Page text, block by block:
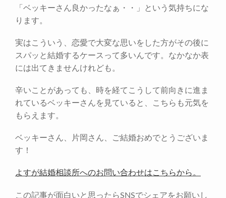
「ベッキーさん良かったなぁ・・」という気持ちにな
ります。
実はこういう、恋愛で大変な思いをした方がその後に
スパッと結婚するケースって多いんです。なかなか表
には出てきませんけれども。
辛いことがあっても、時を経てこうして前向きに進ま
れているベッキーさんを見ていると、こちらも元気を
もらえます。
ベッキーさん、片岡さん、ご結婚おめでとうございま
す！
よすが結婚相談所へのお問い合わせはこちらから。
この記事が面白いと思ったらSNSでシェアをお願いし